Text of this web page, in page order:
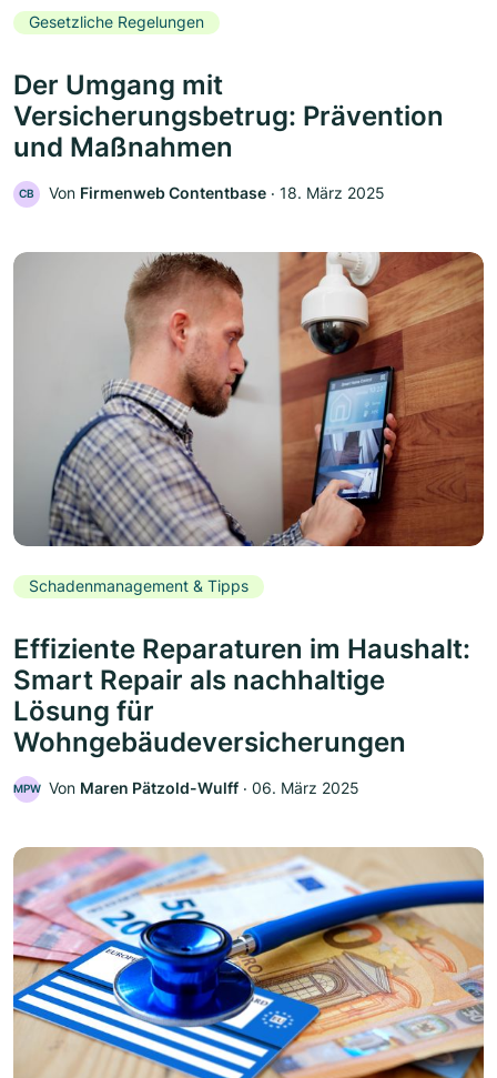
Gesetzliche Regelungen
Der Umgang mit
Versicherungsbetrug: Prävention
und Maßnahmen
CB Von Firmenweb Contentbase ‧ 18. März 2025
Schadenmanagement & Tipps
Effiziente Reparaturen im Haushalt:
Smart Repair als nachhaltige
Lösung für
Wohngebäudeversicherungen
MPW Von Maren Pätzold-Wulff ‧ 06. März 2025